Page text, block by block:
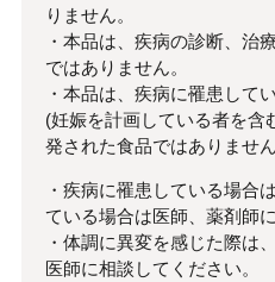
りません。
・本品は、疾病の診断、治
ではありません。
・本品は、疾病に罹患して
(妊娠を計画している者を含
発された食品ではありません
・疾病に罹患している場合
ている場合は医師、薬剤師
・体調に異変を感じた際は
医師に相談してください。